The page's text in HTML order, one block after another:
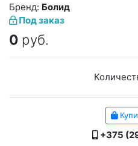
Под заказ
Бренд: Болид
0 руб.
+375